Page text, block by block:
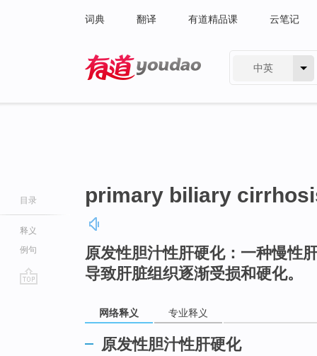
词典 翻译 有道精品课 云笔记
中英
目录
释义
例句
primary biliary
原发性胆汁性肝硬化：一种慢性
导致肝脏组织逐渐受损和硬化。
网络释义 专业释义
原发性胆汁性肝硬化